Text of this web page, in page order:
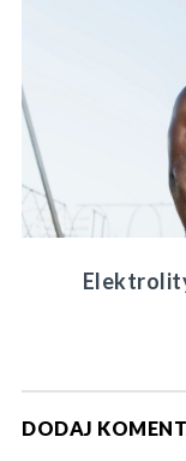
DODAJ